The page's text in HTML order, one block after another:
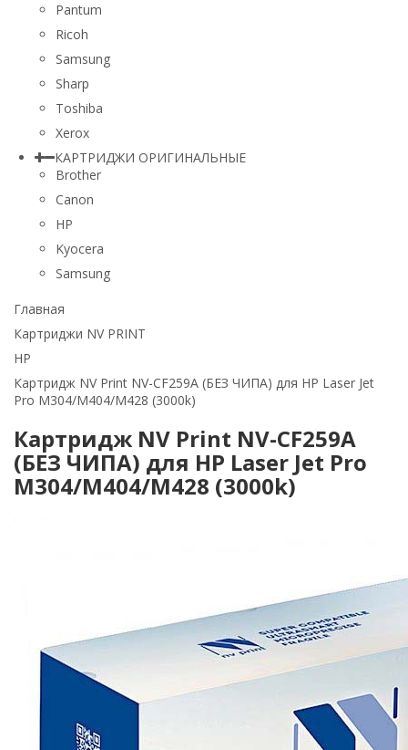
Pantum
Ricoh
Samsung
Sharp
Toshiba
Xerox
КАРТРИДЖИ ОРИГИНАЛЬНЫЕ
Brother
Canon
HP
Kyocera
Samsung
Главная
Картриджи NV PRINT
HP
Картридж NV Print NV-CF259A (БЕЗ ЧИПА) для HP Laser Jet
Pro M304/M404/M428 (3000k)
Картридж NV Print NV-CF259A
(БЕЗ ЧИПА) для HP Laser Jet Pro
M304/M404/M428 (3000k)